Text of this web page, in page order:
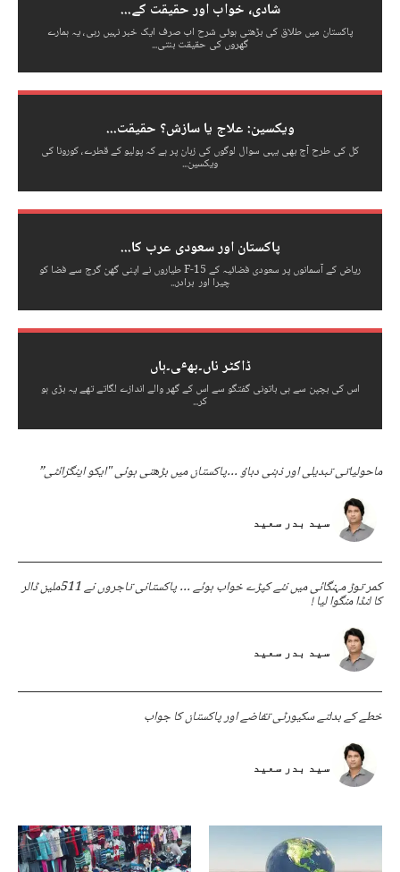
شادی، خواب اور حقیقت کے...
پاکستان میں طلاق کی بڑھتی ہوئی شرح اب صرف ایک خبر نہیں رہی، یہ ہمارے
گھروں کی حقیقت بنتی...
ویکسین: علاج یا سازش؟ حقیقت...
کل کی طرح آج بھی یہی سوال لوگوں کی زبان پر ہے کہ پولیو کے قطرے، کورونا کی
ویکسین...
پاکستان اور سعودی عرب کا...
ریاض کے آسمانوں پر سعودی فضائیہ کے F-15 طیاروں نے اپنی گھن گرج سے فضا کو
چیرا اور برادر...
ڈاکٹر ناں۔بھٸ۔ہاں
اس کی بچپن سے ہی باتونی گفتگو سے اس کے گھر والے اندازے لگاتے تھے یہ بڑی ہو
کر...
ماحولیاتی تبدیلی اور ذہنی دباؤ …پاکستان میں بڑھتی ہوئی "ایکو اینگزائٹی”
سید بدر سعید
کمر توڑ مہنگائی میں نئے کپڑے خواب ہوئے … پاکستانی تاجروں نے 511ملین ڈالر
کا لنڈا منگوا لیا !
سید بدر سعید
خطے کے بدلتے سکیورٹی تقاضے اور پاکستان کا جواب
سید بدر سعید